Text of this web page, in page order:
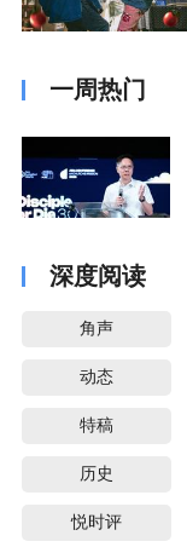
一周热门
深度阅读
角声
动态
特稿
历史
悦时评